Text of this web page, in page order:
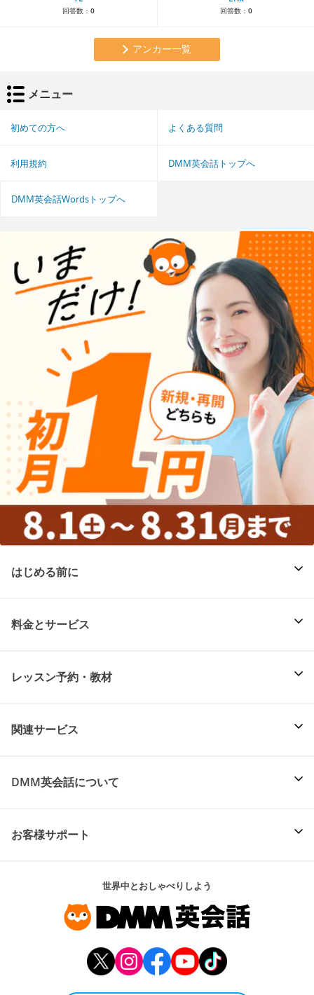
回答数： 0 回答数： 0
アンカー一覧
メニュー
初めての方へ よくある質問
利用規約 DMM英会話トップへ
DMM英会話Wordsトップへ
はじめる前に
料金とサービス
レッスン予約・教材
関連サービス
DMM英会話について
お客様サポート
世界中とおしゃべりしよう